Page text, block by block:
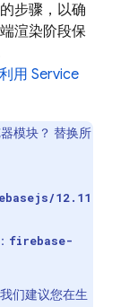
步骤，以确
渲染阶段保
利用 Service
模块？ 替换所
12.11
firebase-
们建议您在生